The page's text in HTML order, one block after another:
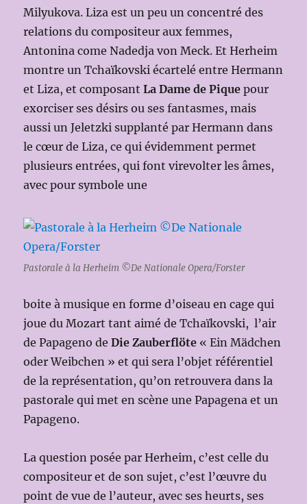
Milyukova. Liza est un peu un concentré des
relations du compositeur aux femmes,
Antonina come Nadedja von Meck. Et Herheim
montre un Tchaïkovski écartelé entre Hermann
et Liza, et composantLa Dame de Pique pour
exorciser ses désirs ou ses fantasmes, mais
aussi un Jeletzki supplanté par Hermann dans
le cœur de Liza, ce qui évidemment permet
plusieurs entrées, qui font virevolter les âmes,
avec pour symbole une
Pastorale à la Herheim ©De Nationale Opera/Forster
boite à musique en forme d’oiseau en cage qui
joue du Mozart tant aimé de Tchaïkovski, l’air
de Papageno deDie Zauberflöte « Ein Mädchen
oder Weibchen » et qui sera l’objet référentiel
de la représentation, qu’on retrouvera dans la
pastorale qui met en scène une Papagena et un
Papageno.
La question posée par Herheim, c’est celle du
compositeur et de son sujet, c’est l’œuvre du
point de vue de l’auteur, avec ses heurts, ses